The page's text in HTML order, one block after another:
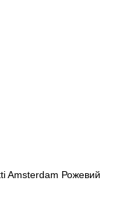
Amsterdam Рожевий